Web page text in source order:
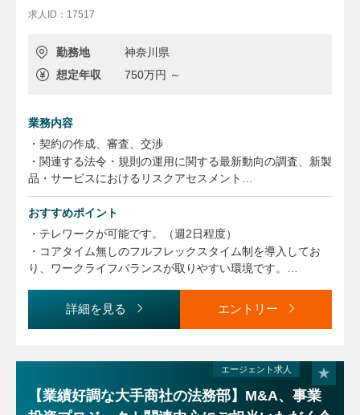
組織強化のための増員です。
当社がネットワークコンテンツ、家庭用ゲーム、ライフエン
ターテインメントと年々事業の拡大を行っていること、他社
の必要性の高まりなどの背景から、チーム強化を行っていま
す。
メントにも携わっていただきます
求人ID：17517
勤務地
神奈川県
想定年収
750万円 ～
業務内容
・契約の作成、審査、交渉
・関連する法令・規則の運用に関する最新動向の調査、新製
品・サービスにおけるリスクアセスメント
・M&A取引・手続のサポート
おすすめポイント
・テレワークが可能です。（週2日程度）
・コアタイム無しのフルフレックスタイム制を導入してお
り、ワークライフバランスが取りやすい環境です。
ただけます。詳細を見る エントリー
エージェント求人
【業績好調な大手商社の法務部】M&A、事業